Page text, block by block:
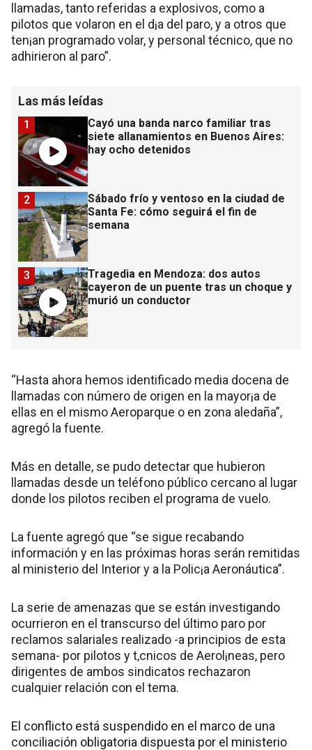
llamadas, tanto referidas a explosivos, como a
pilotos que volaron en el d¡a del paro, y a otros que
ten¡an programado volar, y personal técnico, que no
adhirieron al paro”.
Las más leídas
Cayó una banda narco familiar tras
siete allanamientos en Buenos Aires:
hay ocho detenidos
1
Sábado frío y ventoso en la ciudad de
Santa Fe: cómo seguirá el fin de
semana
2
Tragedia en Mendoza: dos autos
cayeron de un puente tras un choque y
murió un conductor
3
“Hasta ahora hemos identificado media docena de
llamadas con número de origen en la mayor¡a de
ellas en el mismo Aeroparque o en zona aledaña”,
agregó la fuente.
Más en detalle, se pudo detectar que hubieron
llamadas desde un teléfono público cercano al lugar
donde los pilotos reciben el programa de vuelo.
La fuente agregó que “se sigue recabando
información y en las próximas horas serán remitidas
al ministerio del Interior y a la Polic¡a Aeronáutica”.
La serie de amenazas que se están investigando
ocurrieron en el transcurso del último paro por
reclamos salariales realizado -a principios de esta
semana- por pilotos y t‚cnicos de Aerol¡neas, pero
dirigentes de ambos sindicatos rechazaron
cualquier relación con el tema.
El conflicto está suspendido en el marco de una
conciliación obligatoria dispuesta por el ministerio